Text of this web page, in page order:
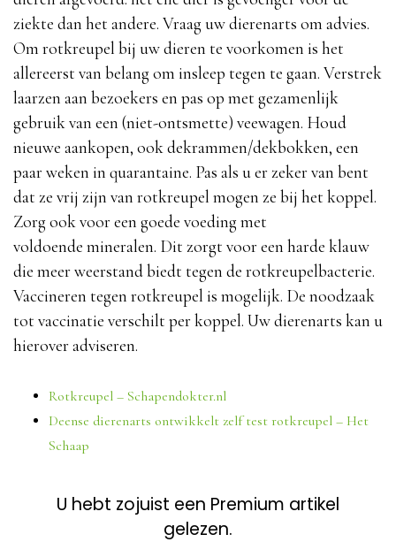
ziekte dan het andere. Vraag uw dierenarts om advies.
Om rotkreupel bij uw dieren te voorkomen is het
allereerst van belang om insleep tegen te gaan. Verstrek
laarzen aan bezoekers en pas op met gezamenlijk
gebruik van een (niet-ontsmette) veewagen. Houd
nieuwe aankopen, ook dekrammen/dekbokken, een
paar weken in quarantaine. Pas als u er zeker van bent
dat ze vrij zijn van rotkreupel mogen ze bij het koppel.
Zorg ook voor een goede voeding met
voldoende mineralen. Dit zorgt voor een harde klauw
die meer weerstand biedt tegen de rotkreupelbacterie.
Vaccineren tegen rotkreupel is mogelijk. De noodzaak
tot vaccinatie verschilt per koppel. Uw dierenarts kan u
hierover adviseren.
Rotkreupel – Schapendokter.nl
Deense dierenarts ontwikkelt zelf test rotkreupel – Het
Schaap
U hebt zojuist een Premium artikel
gelezen.